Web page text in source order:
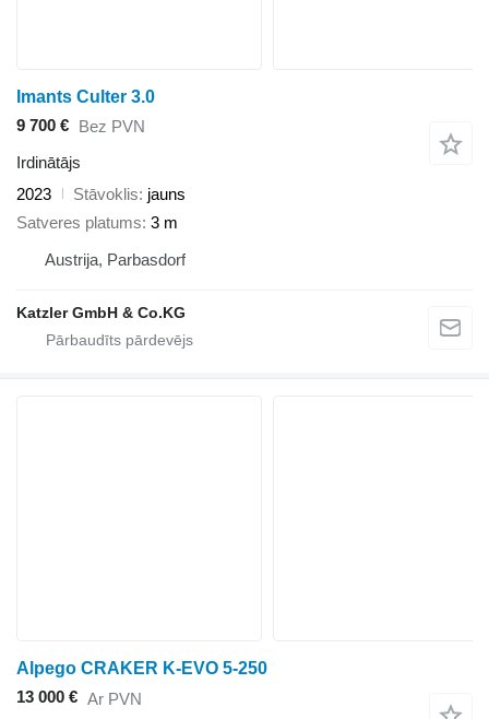
Imants Culter 3.0
9 700 € Bez PVN
Irdinātājs
2023
Stāvoklis jauns
Satveres platums 3 m
Austrija, Parbasdorf
Katzler GmbH & Co.KG
Alpego CRAKER K-EVO 5-250
13 000 € Ar PVN